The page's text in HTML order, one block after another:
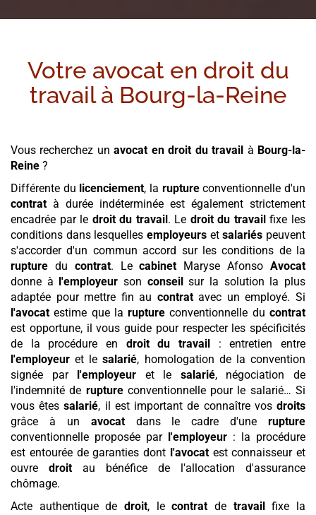
Votre avocat en droit du
travail à Bourg-la-Reine
Vous recherchez unavocat en droit du travail à Bourg-la-
Reine ?
Différente du licenciement, la ruptureconventionnelle d'un
contrat à durée indéterminée est également strictement
encadrée par le droit du travail . Le droit du travail fixe les
conditions dans lesquelles employeurs etsalariés peuvent
s'accorder d'un commun accord sur les conditions de la
rupture du contrat. Lecabinet Maryse AfonsoAvocat
donne à
l'employeur son conseil sur la solution la plus
adaptée pour mettre fin au contratavec un employé. Si
l'avocat estime que laruptureconventionnelle ducontrat
est opportune, il vous guide pour respecter les spécificités
de la procédure en droit du travail
: entretien entre
l'employeur et lesalarié, homologation de la convention
signée par
l'employeur et le salarié, négociation de
l'indemnité de ruptureconventionnelle pour le salarié… Si
vous êtessalarié, il est important de connaître vosdroits
grâce à un avocatdans le cadre d'une rupture
conventionnelle proposée par l'employeur : la procédure
est entourée de garanties dont l'avocatest connaisseur et
ouvre droit au bénéfice de l'allocation d'assurance
chômage.
Acte authentique de droit, lecontrat de travail
fixe la